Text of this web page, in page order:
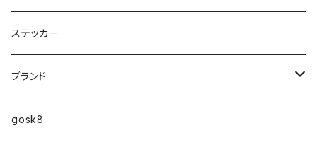
9.2インチ
10インチ
ファンシェイプ
ステッカー
ブランド
HIGHFIVE
gosk8